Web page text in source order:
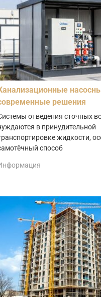
решения
отведения сточных
в принудительной
жидкости,
способ